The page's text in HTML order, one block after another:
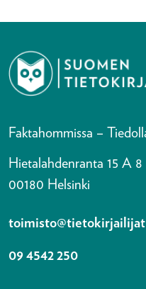
Faktahommissa –
Hietalahdenranta 15 A 8
00180 Helsinki
09 4542 250